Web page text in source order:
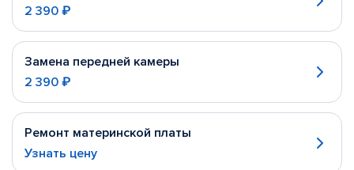
2 390 ₽
Замена передней камеры
2 390 ₽
Ремонт материнской платы
Узнать цену